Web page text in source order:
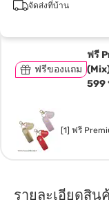
จัดส่งที่บ้าน
ฟรีของแถม
ฟรี
599
[1] ฟรี
รายละเอียดสิน